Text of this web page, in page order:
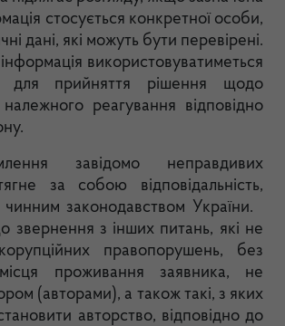
стосується конкретної особи,
дані, які можуть бути перевірені.
використовуватиметься
для прийняття рішення щодо
належного реагування відповідно
завідомо неправдивих
за собою відповідальність,
законодавством України.
звернення з інших питань, які не
правопорушень, без
проживання заявника, не
(авторами), а також такі, з яких
авторство, відповідно до